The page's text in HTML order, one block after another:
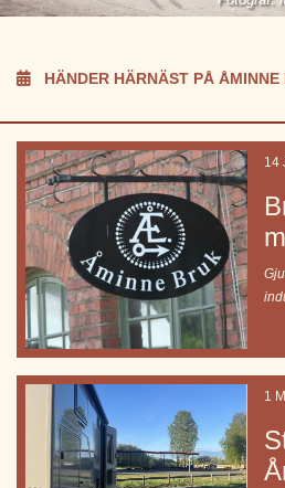
HÄNDER HÄRNÄST PÅ ÅMINNE
14
1